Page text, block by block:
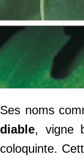
Ses noms
diable, vigne
coloquinte.